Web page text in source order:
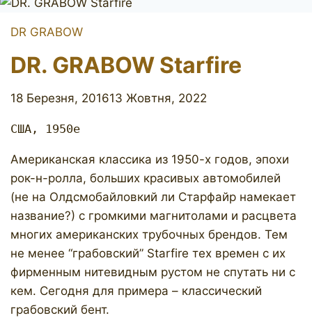
DR GRABOW
DR. GRABOW Starfire
18 Березня, 201613 Жовтня, 2022
США, 1950е
Американская классика из 1950-х годов, эпохи
рок-н-ролла, больших красивых автомобилей
(не на Олдсмобайловкий ли Старфайр намекает
название?) с громкими магнитолами и расцвета
многих американских трубочных брендов. Тем
не менее “грабовский” Starfire тех времен с их
фирменным нитевидным рустом не спутать ни с
кем. Сегодня для примера – классический
грабовский бент.